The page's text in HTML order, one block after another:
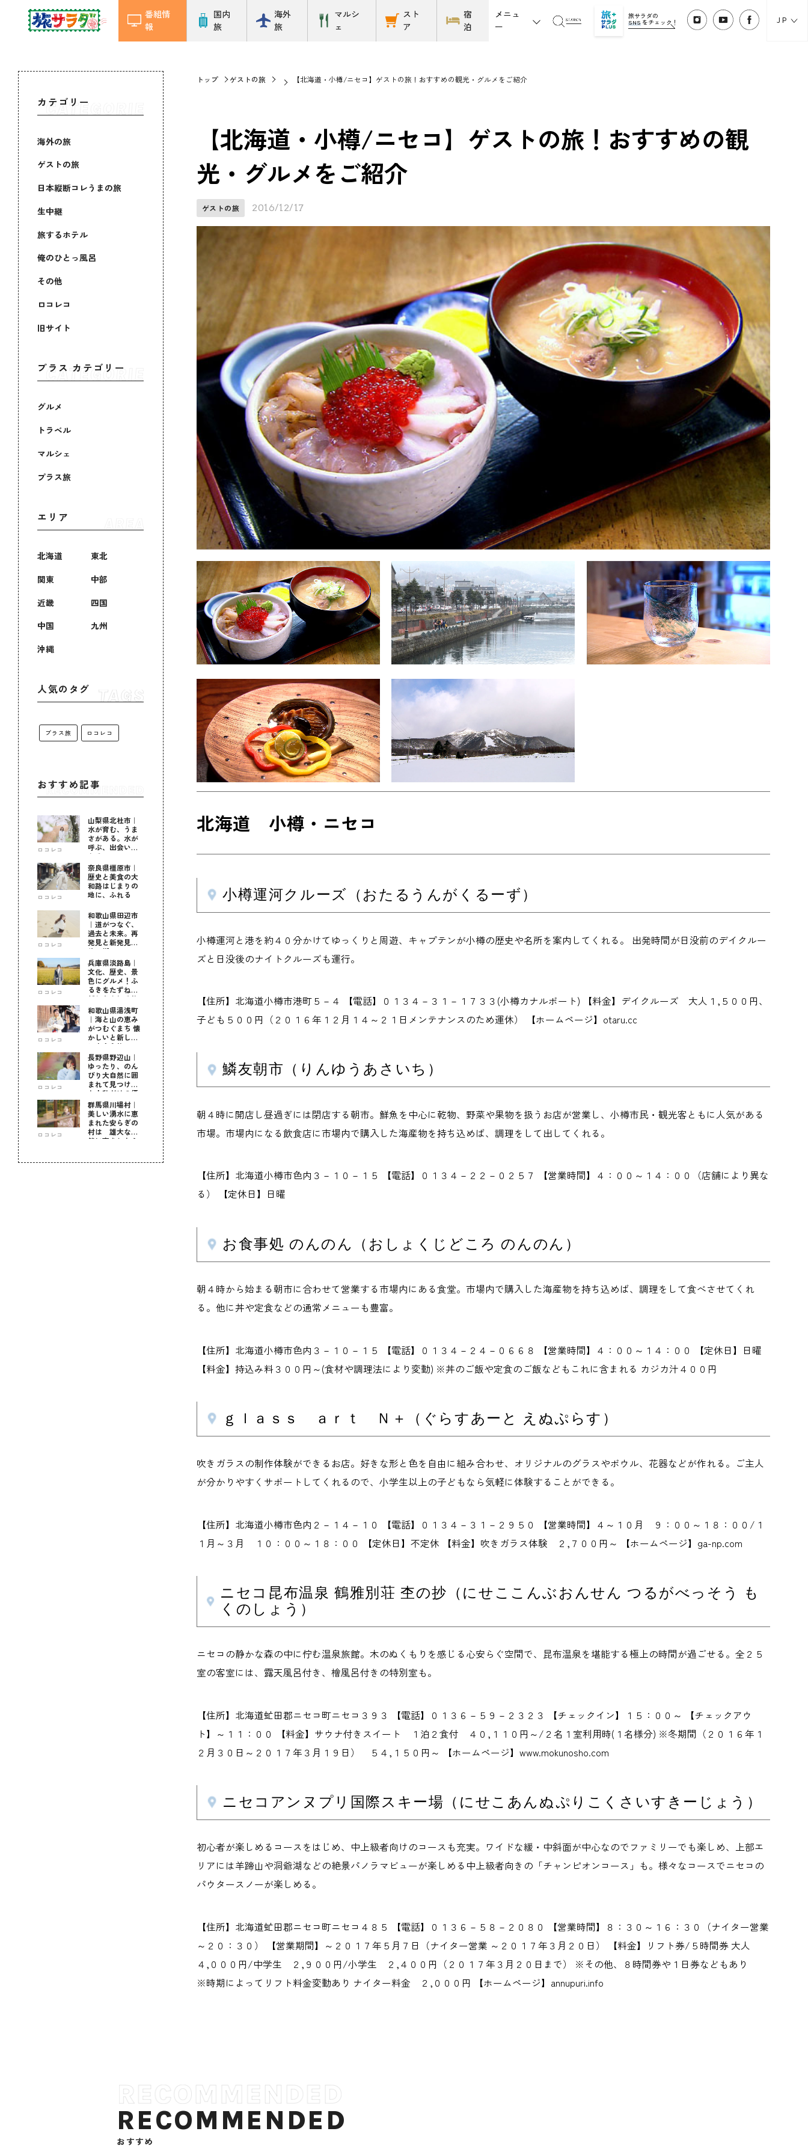
番組情
報
国内
旅
海外
旅
マルシ
ェ
スト
ア
宿
泊
メニュ
ー
旅サラダの
SNS をチェック！ JP
カテゴリー
海外の旅
ゲストの旅
日本縦断コレうまの旅
生中継
旅するホテル
俺のひとっ風呂
その他
ロコレコ
旧サイト
プラス カテゴリー
グルメ
トラベル
マルシェ
プラス旅
エリア
北海道
東北
関東
中部
近畿
四国
中国
九州
沖縄
人気のタグ
プラス旅 ロコレコ
おすすめ記事
ロコレコ
山梨県北杜市｜
水が育む、うま
さがある。水が
呼ぶ、出会いが
ある。
ロコレコ
奈良県橿原市｜
歴史と美食の大
和路はじまりの
地に、ふれる
ロコレコ
和歌山県田辺市
｜道がつなぐ、
過去と未来。再
発見と新発見の
待つ街へ
ロコレコ
兵庫県淡路島｜
文化、歴史、景
色にグルメ！ふ
るきをたずねて
新しきを知る旅
ロコレコ
和歌山県湯浅町
｜海と山の恵み
がつむぐまち 懐
かしいと新しい
に出会う旅
ロコレコ
長野県野辺山｜
ゆったり、のん
びり大自然に囲
まれて見つけ
た！私だけの優
しい自分時間
ロコレコ
群馬県川場村｜
美しい湧水に恵
まれた安らぎの
村は 雄大な自
然に育まれた心
トップ ゲストの旅 【北海道・小樽/ニセコ】ゲストの旅！おすすめの観光・グルメをご紹介
【北海道・小樽/ニセコ】ゲストの旅！おすすめの観
光・グルメをご紹介
ゲストの旅 2016/12/17
北海道 小樽・ニセコ
小樽運河クルーズ（おたるうんがくるーず）
小樽運河と港を約４０分かけてゆっくりと周遊、キャプテンが小樽の歴史や名所を案内してくれる。 出発時間が日没前のデイクルー
ズと日没後のナイトクルーズも運行。
【住所】北海道小樽市港町５－４ 【電話】０１３４－３１－１７３３(小樽カナルボート) 【料金】デイクルーズ 大人１,５００円、
子ども５００円（２０１６年１２月１４～２１日メンテナンスのため運休） 【ホームページ】otaru.cc
鱗友朝市（りんゆうあさいち）
朝４時に開店し昼過ぎには閉店する朝市。鮮魚を中心に乾物、野菜や果物を扱うお店が営業し、小樽市民・観光客ともに人気がある
市場。市場内になる飲食店に市場内で購入した海産物を持ち込めば、調理をして出してくれる。
【住所】北海道小樽市色内３－１０－１５ 【電話】０１３４－２２－０２５７ 【営業時間】４：００～１４：００（店舗により異な
る） 【定休日】日曜
お食事処 のんのん（おしょくじどころ のんのん）
朝４時から始まる朝市に合わせて営業する市場内にある食堂。市場内で購入した海産物を持ち込めば、調理をして食べさせてくれ
る。他に丼や定食などの通常メニューも豊富。
【住所】北海道小樽市色内３－１０－１５ 【電話】０１３４－２４－０６６８ 【営業時間】４：００～１４：００ 【定休日】日曜
【料金】持込み料３００円～(食材や調理法により変動) ※丼のご飯や定食のご飯などもこれに含まれる カジカ汁４００円
ｇｌａｓｓ ａｒｔ Ｎ＋（ぐらすあーと えぬぷらす）
吹きガラスの制作体験ができるお店。好きな形と色を自由に組み合わせ、オリジナルのグラスやボウル、花器などが作れる。ご主人
が分かりやすくサポートしてくれるので、小学生以上の子どもなら気軽に体験することができる。
【住所】北海道小樽市色内２－１４－１０ 【電話】０１３４－３１－２９５０ 【営業時間】４～１０月 ９：００～１８：００/１
１月～３月 １０：００～１８：００ 【定休日】不定休 【料金】吹きガラス体験 ２,７００円～ 【ホームページ】ga-np.com
ニセコ昆布温泉 鶴雅別荘 杢の抄（にせここんぶおんせん つるがべっそう も
くのしょう）
ニセコの静かな森の中に佇む温泉旅館。木のぬくもりを感じる心安らぐ空間で、昆布温泉を堪能する極上の時間が過ごせる。全２５
室の客室には、露天風呂付き、檜風呂付きの特別室も。
【住所】北海道虻田郡ニセコ町ニセコ３９３ 【電話】０１３６－５９－２３２３ 【チェックイン】１５：００～ 【チェックアウ
ト】～１１：００ 【料金】サウナ付きスイート １泊２食付 ４０,１１０円～/２名１室利用時(１名様分) ※冬期間（２０１６年１
２月３０日～２０１７年３月１９日） ５４,１５０円～ 【ホームページ】www.mokunosho.com
ニセコアンヌプリ国際スキー場（にせこあんぬぷりこくさいすきーじょう）
初心者が楽しめるコースをはじめ、中上級者向けのコースも充実。ワイドな緩・中斜面が中心なのでファミリーでも楽しめ、上部エ
リアには羊蹄山や洞爺湖などの絶景パノラマビューが楽しめる中上級者向きの「チャンピオンコース」も。様々なコースでニセコの
パウタースノーが楽しめる。
【住所】北海道虻田郡ニセコ町ニセコ４８５ 【電話】０１３６－５８－２０８０ 【営業時間】８：３０～１６：３０（ナイター営業
～２０：３０） 【営業期間】～２０１７年５月７日（ナイター営業 ～２０１７年３月２０日） 【料金】リフト券/５時間券 大人
４,０００円/中学生 ２,９００円/小学生 ２,４００円（２０１７年３月２０日まで） ※その他、８時間券や１日券などもあり
※時期によってリフト料金変動あり ナイター料金 ２,０００円 【ホームページ】annupuri.info
RECOMMENDED
おすすめ